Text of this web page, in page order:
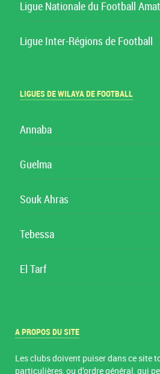
Ligue Nationale du Football
Ligue Inter-Régions de Football
LIGUES DE WILAYA DE FOOTBALL
Annaba
Guelma
Souk Ahras
Tebessa
El Tarf
A PROPOS DU SITE
Les clubs doivent puiser dans ce site
particulières, ou d’ordre général, qui